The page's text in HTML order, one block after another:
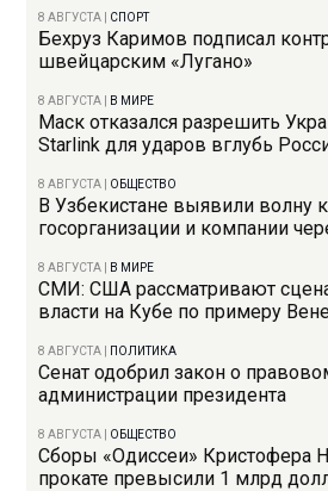
8 АВГУСТА СПОРТ
Бехруз Каримов подписал
швейцарским «Лугано»
8 АВГУСТА В МИРЕ
Маск отказался разрешить
Starlink для ударов вглубь
8 АВГУСТА ОБЩЕСТВО
В Узбекистане выявили волну
госорганизации и компании
8 АВГУСТА В МИРЕ
СМИ: США рассматривают
власти на Кубе по примеру
8 АВГУСТА ПОЛИТИКА
Сенат одобрил закон о
администрации президента
8 АВГУСТА ОБЩЕСТВО
Сборы «Одиссеи» Кристофера
прокате превысили 1 млрд